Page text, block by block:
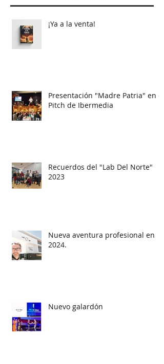
¡Ya a la venta!
Presentación "Madre Patria" en el
Pitch de Ibermedia
Recuerdos del "Lab Del Norte"
2023
Nueva aventura profesional en
2024.
Nuevo galardón